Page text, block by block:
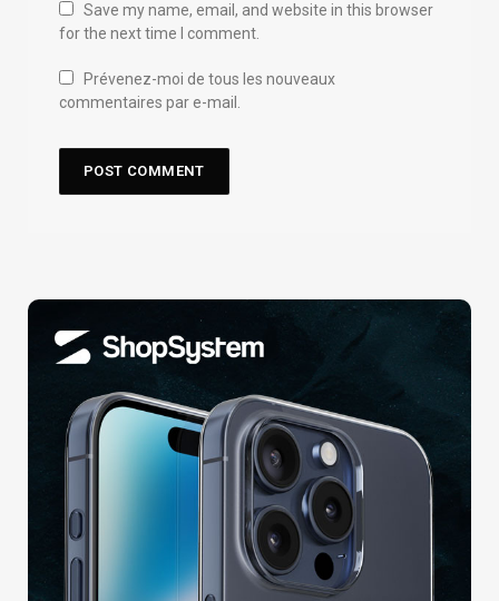
Save my name, email, and website in this browser
for the next time I comment.
Prévenez-moi de tous les nouveaux
commentaires par e-mail.